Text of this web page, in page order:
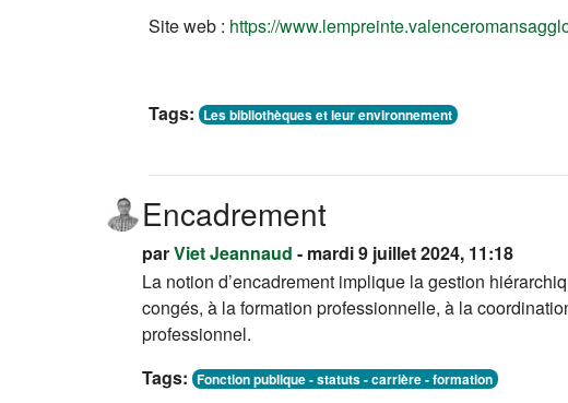
Site web : https://
Tags: Les bibliothèques et leur environnement
Encadrement
parViet Jeannaud - mardi 9 juillet 2024, 11:18
La notion d’encadrement implique la gestion
congés, à la formation professionnelle, à la
professionnel.
Tags: Fonction publique - statuts - carrière - formation